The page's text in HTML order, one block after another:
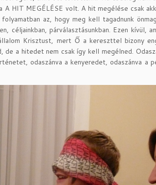
HIT MEGÉLÉSE volt. A hit megélése csak
az, hogy meg kell tagadnunk
céljainkban, párválasztásunkban. Ezen kívül,
Krisztust, mert Ő a kereszttel bizony
a hitedet nem csak így kell megélned.
odaszánva a kenyeredet, odaszánva a